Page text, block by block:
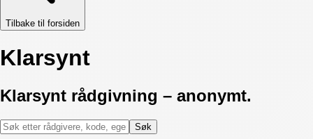
Tilbake til forsiden
Klarsynt
Klarsynt rådgivning – anonymt.
Søk